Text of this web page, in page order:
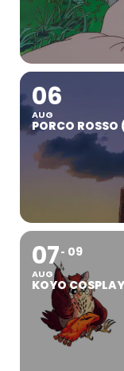
06
AUG
PORCO
07
AUG
09
KOYO